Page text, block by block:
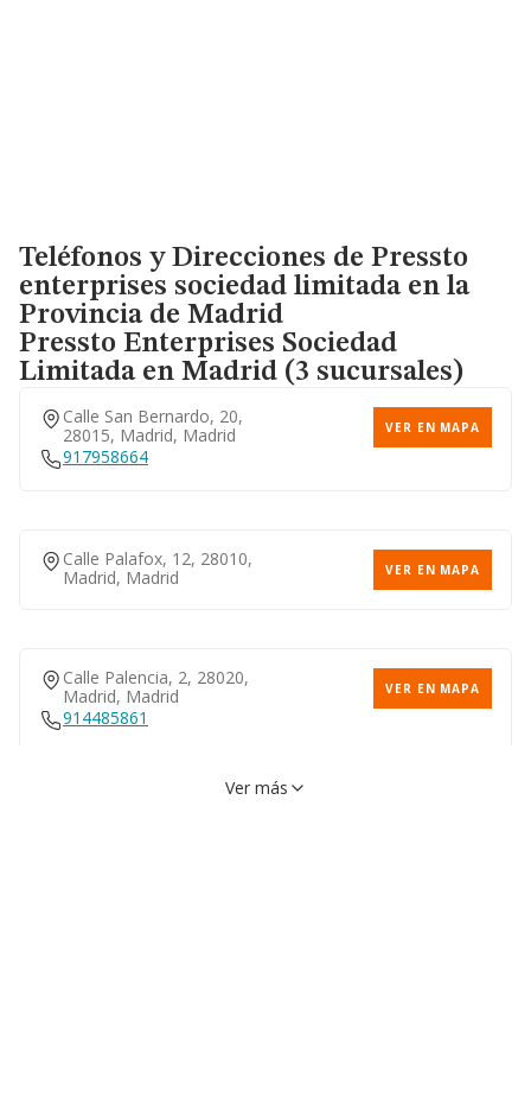
Teléfonos y Direcciones de Pressto
enterprises sociedad limitada en la
Provincia de Madrid
Pressto Enterprises Sociedad
Limitadaen Madrid (3 sucursales)
Calle San Bernardo, 20,
28015, Madrid, Madrid
VER EN MAPA
917958664
Calle Palafox, 12, 28010,
Madrid, Madrid
VER EN MAPA
Calle Palencia, 2, 28020,
Madrid, Madrid
VER EN MAPA
914485861
Ver más